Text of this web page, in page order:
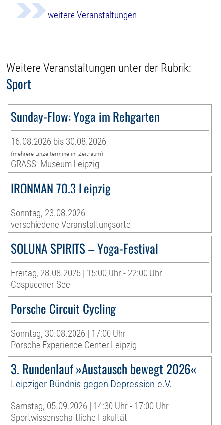
weitere Veranstaltungen
Weitere Veranstaltungen unter der Rubrik:
Sport
Sunday-Flow: Yoga im Rehgarten
16.08.2026 bis 30.08.2026
(mehrere Einzeltermine im Zeitraum)
GRASSI Museum Leipzig
IRONMAN 70.3 Leipzig
Sonntag, 23.08.2026
verschiedene Veranstaltungsorte
SOLUNA SPIRITS – Yoga-Festival
Freitag, 28.08.2026 | 15:00 Uhr - 22:00 Uhr
Cospudener See
Porsche Circuit Cycling
Sonntag, 30.08.2026 | 17:00 Uhr
Porsche Experience Center Leipzig
3. Rundenlauf »Austausch bewegt 2026«
Leipziger Bündnis gegen Depression e.V.
Samstag, 05.09.2026 | 14:30 Uhr - 17:00 Uhr
Sportwissenschaftliche Fakultät